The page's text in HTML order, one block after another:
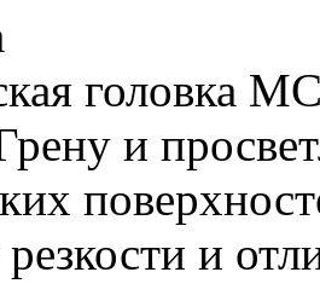
головка
и
и